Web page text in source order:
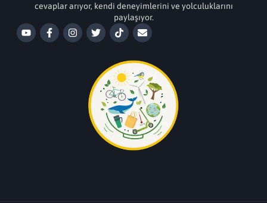
cevaplar arıyor, kendi deneyimlerini ve yolculuklarını
paylaşıyor.